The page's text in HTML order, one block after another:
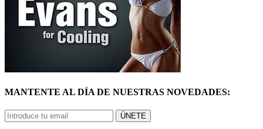
MANTENTE AL DÍA DE NUESTRAS NOVEDADES:
ÚNETE